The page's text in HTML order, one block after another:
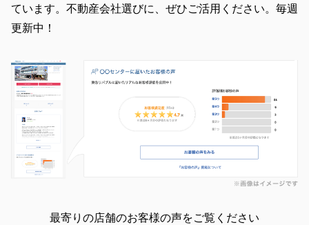
ています。不動産会社選びに、ぜひご活用ください。毎週
更新中！
最寄りの店舗のお客様の声をご覧ください